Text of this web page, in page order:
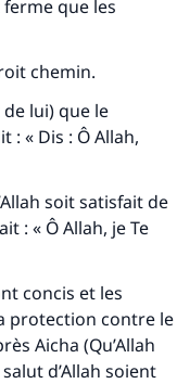
que les
chemin.
de lui) que le
: « Dis : Ô Allah,
soit satisfait de
: « Ô Allah, je Te
concis et les
protection contre le
Aicha (Qu’Allah
d’Allah soient